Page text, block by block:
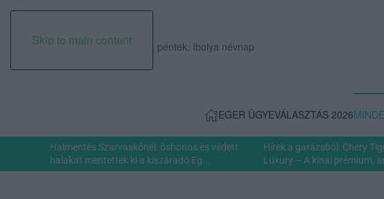
Skip to main content
2026. augusztus 07., péntek, Ibolya névnap
EGER ÜGYEVÁLASZTÁS 2026
Halmentés Szarvaskőnél: őshonos és védett
halakat mentettek ki a kiszáradó Eg...
Hírek a garázsból: Chery
Luxury – A kínai prémium,